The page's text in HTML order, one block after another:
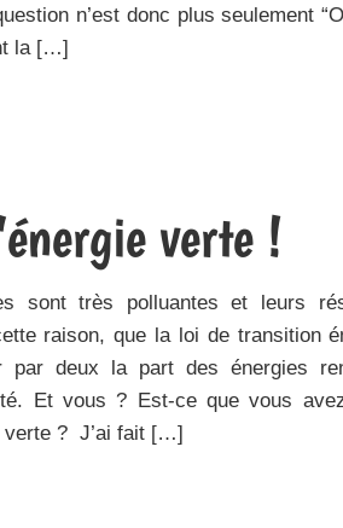
n’est donc plus seulement
la […]
verte !
sont très polluantes et leurs
raison, que la loi de transition
par deux la part des énergies
Et vous ? Est-ce que vous
verte ? J’ai fait […]